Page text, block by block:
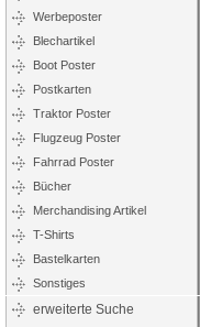
Werbeposter
Blechartikel
Boot Poster
Postkarten
Traktor Poster
Flugzeug Poster
Fahrrad Poster
Bücher
Merchandising Artikel
T-Shirts
Bastelkarten
Sonstiges
erweiterte Suche